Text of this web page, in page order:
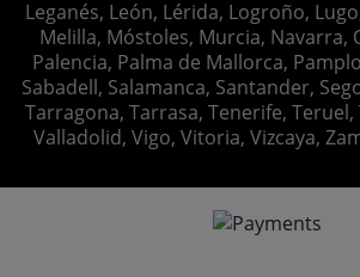
Leganés, León, Lérida, Logroño,
Melilla, Móstoles, Murcia, Navarra,
Palencia, Palma de Mallorca,
Sabadell, Salamanca, Santander,
Tarragona, Tarrasa, Tenerife, Teruel,
Valladolid, Vigo, Vitoria, Vizcaya,